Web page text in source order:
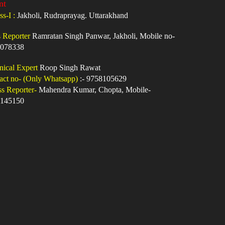
I : Jakholi, Rudraprayag. Uttarakhand
ReporterRamratan Singh Panwar, Jakholi, Mobile no-
ExpertRoop Singh Rawat
no- (Only Whatsapp) :- 9758105629
Reporter-Mahendra Kumar, Chopta, Mobile-